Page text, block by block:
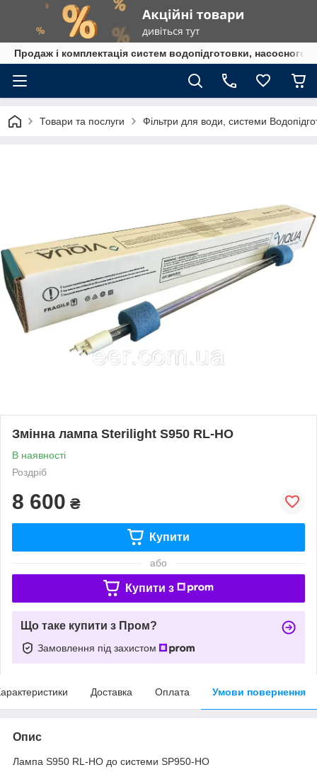
Продаж і комплектація систем водопідготовки, насосного
Товари та послуги Фільтри для води, системи
Змінна лампа Sterilight S950 RL-HO
В наявності
Роздріб
8 600 ₴
Купити
або
Купити з
Що таке купити з Пром?
Замовлення під захистом
Доставка Оплата Умови повернення
Опис
Лампа S950 RL-HO до системи SP950-HO